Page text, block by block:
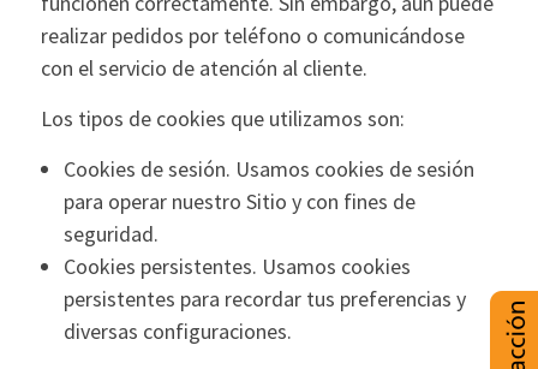
realizar pedidos por teléfono o comunicándose
con el servicio de atención al cliente.
Los tipos de cookies que utilizamos son:
Cookies de sesión. Usamos cookies de sesión
para operar nuestro Sitio y con fines de
seguridad.
Cookies persistentes. Usamos cookies
persistentes para recordar tus preferencias y
diversas configuraciones.